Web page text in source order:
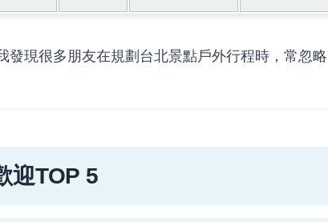
現很多朋友在規劃台北景點戶外行程時，常忽略
迎TOP 5